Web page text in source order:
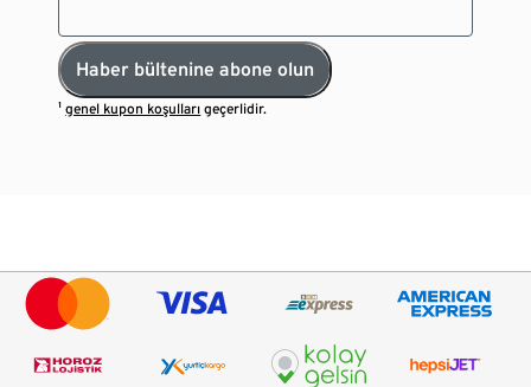
Haber bültenine abone olun
¹genel kupon koşulları geçerlidir.